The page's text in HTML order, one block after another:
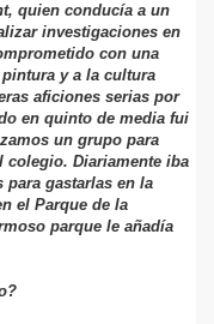
quien conducía a un
investigaciones en
con una
y a la cultura
aficiones serias por
en quinto de media fui
un grupo para
Diariamente iba
para gastarlas en la
el Parque de la
parque le añadía